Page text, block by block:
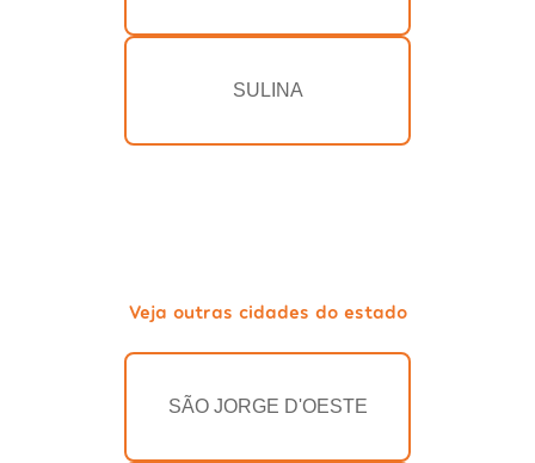
SULINA
Veja outras cidades do estado
SÃO JORGE D'OESTE